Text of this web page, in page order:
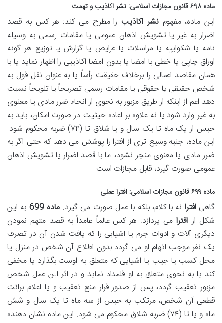
ماده ۶۹۸ قانون مجازات اسلامی : نشر اکاذیب و تهمت
این ماده، مفهومنشر اکاذیب را مطرح می کند: هر کس به قصد
اضرار به غیر یا تشویش اذهان عمومی یا مقامات رسمی به وسیله
نامه یا شکواییه یا مراسلات یا عرایض یا گزارش یا توزیع هر گونه
اوراق چاپی یا خطی با امضا یا بدون امضا اکاذیبی را اظهار نماید یا با
همان مقاصد اعمالی را برخلاف حقیقت رأساً یا به عنوان نقل قول به
شخص حقیقی یا حقوقی یا مقامات رسمی تصریحاً یا تلویحاً نسبت
دهد اعم از اینکه از طریق مزبور به نحوی از انحاء ضرر مادی یا معنوی
به غیر وارد شود یا نه علاوه بر اعاده حیثیت در صورت امکان، باید به
حبس از یک ماه تا یک سال و یا شلاق تا (۷۴) ضربه محکوم شود.
این ماده، جنبه وسیع تری از افترا را پوشش می دهد که حتی اگر به
ضرر مادی یا معنوی منجر نشود، اما با قصد اضرار یا تشویش اذهان
عمومی صورت گیرد، قابل مجازات است.
ماده ۶۹۹ قانون مجازات اسلامی : افترا عملی
گاهیافترا نه با کلام، بلکه با عمل صورت می گیرد. ماده 699
به این
شکل از افترامی پردازد: هر کس عالماً عامداً به قصد متهم نمودن
دیگری آلات و ادوات جرم یا اشیایی را که یافت شدن آن در تصرف
یک نفر موجب اتهام او می گردد بدون اطلاع آن شخص در منزل یا
محل کسب یا جیب یا اشیایی که متعلق به اوست بگذارد یا مخفی
کند یا به نحوی متعلق به او قلمداد نماید و در اثر این عمل شخص
مزبور تعقیب گردد، پس از صدور قرار منع تعقیب و یا اعلام برائت
قطعی آن شخص، مرتکب به حبس از سه ماه تا یک سال و شش
ماه و یا تا (۷۴) ضربه شلاق محکوم می شود. این ماده نشان دهنده